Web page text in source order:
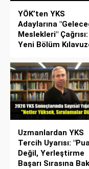
YÖK’ten YKS
Adaylarına
Meslekleri"
Yeni Bölüm
Uzmanlardan YKS
Tercih Uyarısı:
Değil, Yerleştirme
Başarı Sırasına